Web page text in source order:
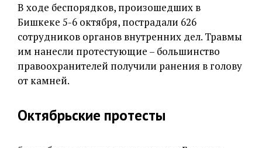
В ходе беспорядков, произошедших в
Бишкеке 5-6 октября, пострадали 626
сотрудников органов внутренних дел. Травмы
им нанесли протестующие – большинство
правоохранителей получили ранения в голову
от камней.
Октябрьские протесты